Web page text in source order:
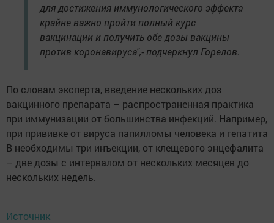
для достижения иммунологического эффекта
крайне важно пройти полный курс
вакцинации и получить обе дозы вакцины
против коронавируса",- подчеркнул Горелов.
По словам эксперта, введение нескольких доз
вакцинного препарата – распространенная практика
при​ иммунизации от большинства инфекций. Например,
при прививке от вируса папилломы человека и гепатита
В необходимы три инъекции, от клещевого энцефалита
– две дозы с интервалом от нескольких месяцев до
нескольких недель.
Источник